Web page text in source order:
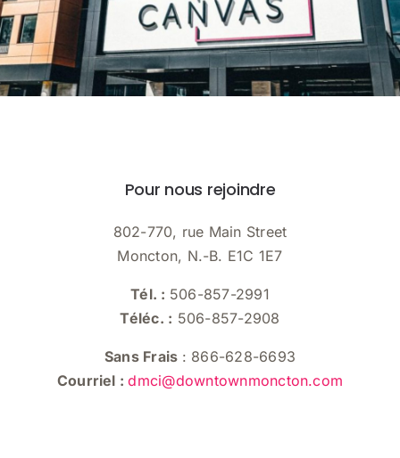
Pour nous rejoindre
802-770, rue Main Street
Moncton, N.-B. E1C 1E7
Tél. : 506-857-2991
Téléc. : 506-857-2908
Sans Frais : 866-628-6693
Courriel :dmci@downtownmoncton.com